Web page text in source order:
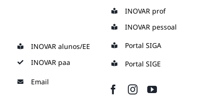
content
INOVAR prof
INOVAR pessoal
INOVAR alunos/EE
INOVAR paa
Portal SIGA
Portal SIGE
Email